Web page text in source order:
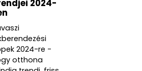
2024-
2024-re -
otthona